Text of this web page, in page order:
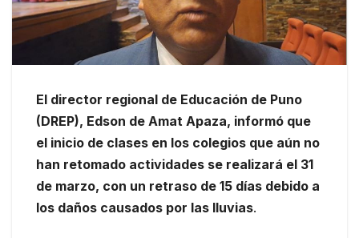
El director regional de Educación de Puno
(DREP), Edson de Amat Apaza, informó que
el inicio de clases en los colegios que aún no
han retomado actividades se realizará el 31
de marzo, con un retraso de 15 días debido a
los daños causados por las lluvias.